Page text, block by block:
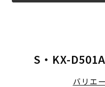
S・KX-
バリエ